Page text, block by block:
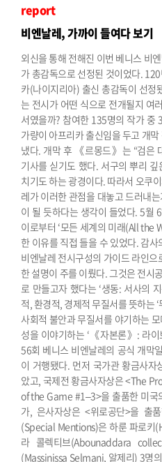
report
비엔날레, 가까이 들여다 보기
외신을 통해 전해진 이번 베니스 비
가 총감독으로 선정된 것이었다.
카(나이지리아) 출신 총감독이 선
는 전시가 어떤 식으로 전개될지 여
서였을까? 참여한 135명의 작가 중
가량이 아프리카 출신임을 두고 개
냈다. 개막 후 《르몽드》는 “검은
기사를 싣기도 했다. 서구의 뿌리
치기도 하는 광경이다. 따라서 오쿠
레가 이러한 관점을 대놓고 드러내
이 될 듯하다는 생각이 들었다. 5월
이로부터 ‘모든 세계의 미래(All the
한 이유를 직접 들을 수 있었다. 감
비엔날레 전시구성의 가이드 라인
한 설명이 주를 이뤘다. 그것은 전시
로 만들고자 했다는 ‘생동: 서사의
적, 환경적, 경제적 무질서를 뜻하는
사회적 불안과 무질서를 야기하는
성을 이야기하는 ‘《자본론》: 라
56회 베니스 비엔날레의 공식 개막
이 거행됐다. 먼저 국가관 황금사
았고, 국제전 황금사자상은 <The
of the Game #1–3>을 출품한 미
가, 은사자상은 <위로공단>을 출
(Special Mentions)은 하룬 파로키
라 콜렉티브(Abounaddara
(Massinissa Selmani, 알제리) 3명